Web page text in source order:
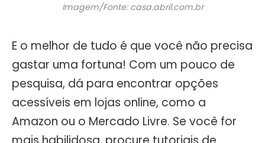
Imagem/Fonte: casa.abril.com.br
E o melhor de tudo é que você não precisa
gastar uma fortuna! Com um pouco de
pesquisa, dá para encontrar opções
acessíveis em lojas online, como a
Amazon ou o Mercado Livre. Se você for